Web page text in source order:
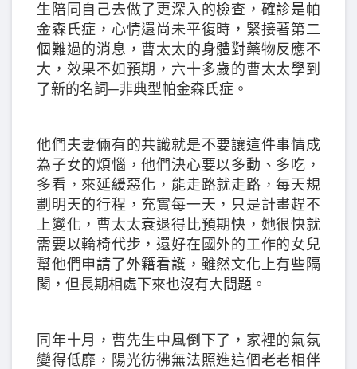
生陪同自己去做了更深入的檢查，確診是帕
金森氏症，心情還尚未平復時，緊接著第二
個難過的消息，曹太太的身體對藥物反應不
大，效果不如預期，六十多歲的曹太太學到
了新的名詞─非典型帕金森氏症。
他們夫妻倆有的共識就是不要讓這件事情成
為子女的煩惱，他們決心要以多動、多吃，
多看，來延緩惡化，能走路就走路，每天規
劃明天的行程，充實每一天，只是計畫趕不
上變化，曹太太衰退得比預期快，她很快就
需要以輪椅代步，還好在國外的工作的女兒
幫他們申請了外籍看護，雖然文化上有些隔
閡，但長期相處下來也沒有大問題。
同年十月，曹先生中風倒下了，家裡的氣氛
變得低靡，陽光彷彿無法照進這個老老相伴